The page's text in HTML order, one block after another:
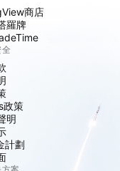
商店
羅牌
政策
明
計劃